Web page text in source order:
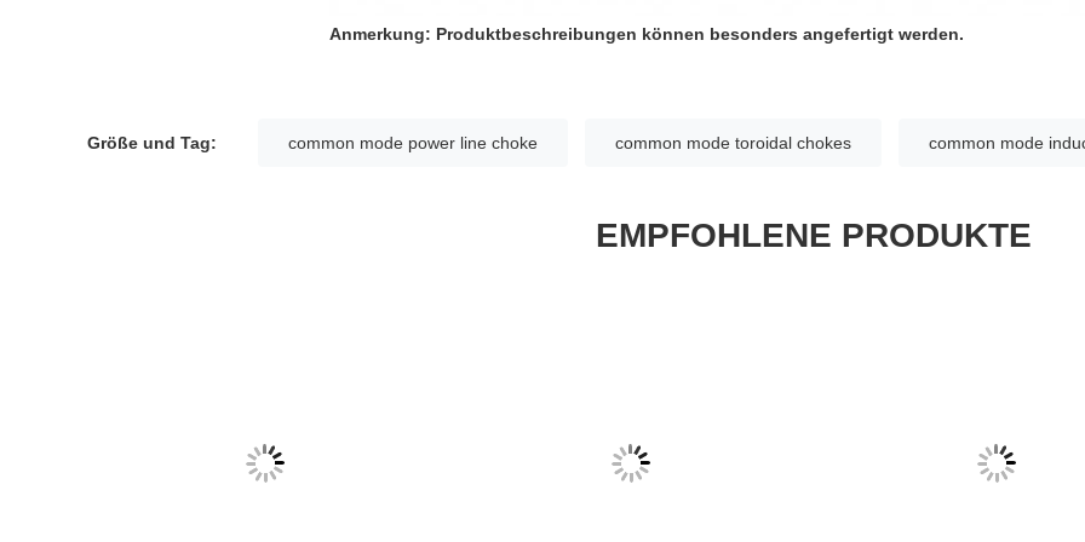
Anmerkung: Produktbeschreibungen können besonders angefertigt werden.
Größe und Tag: common mode power line choke common mode toroidal chokes common mode
EMPFOHLENE PRODUKTE